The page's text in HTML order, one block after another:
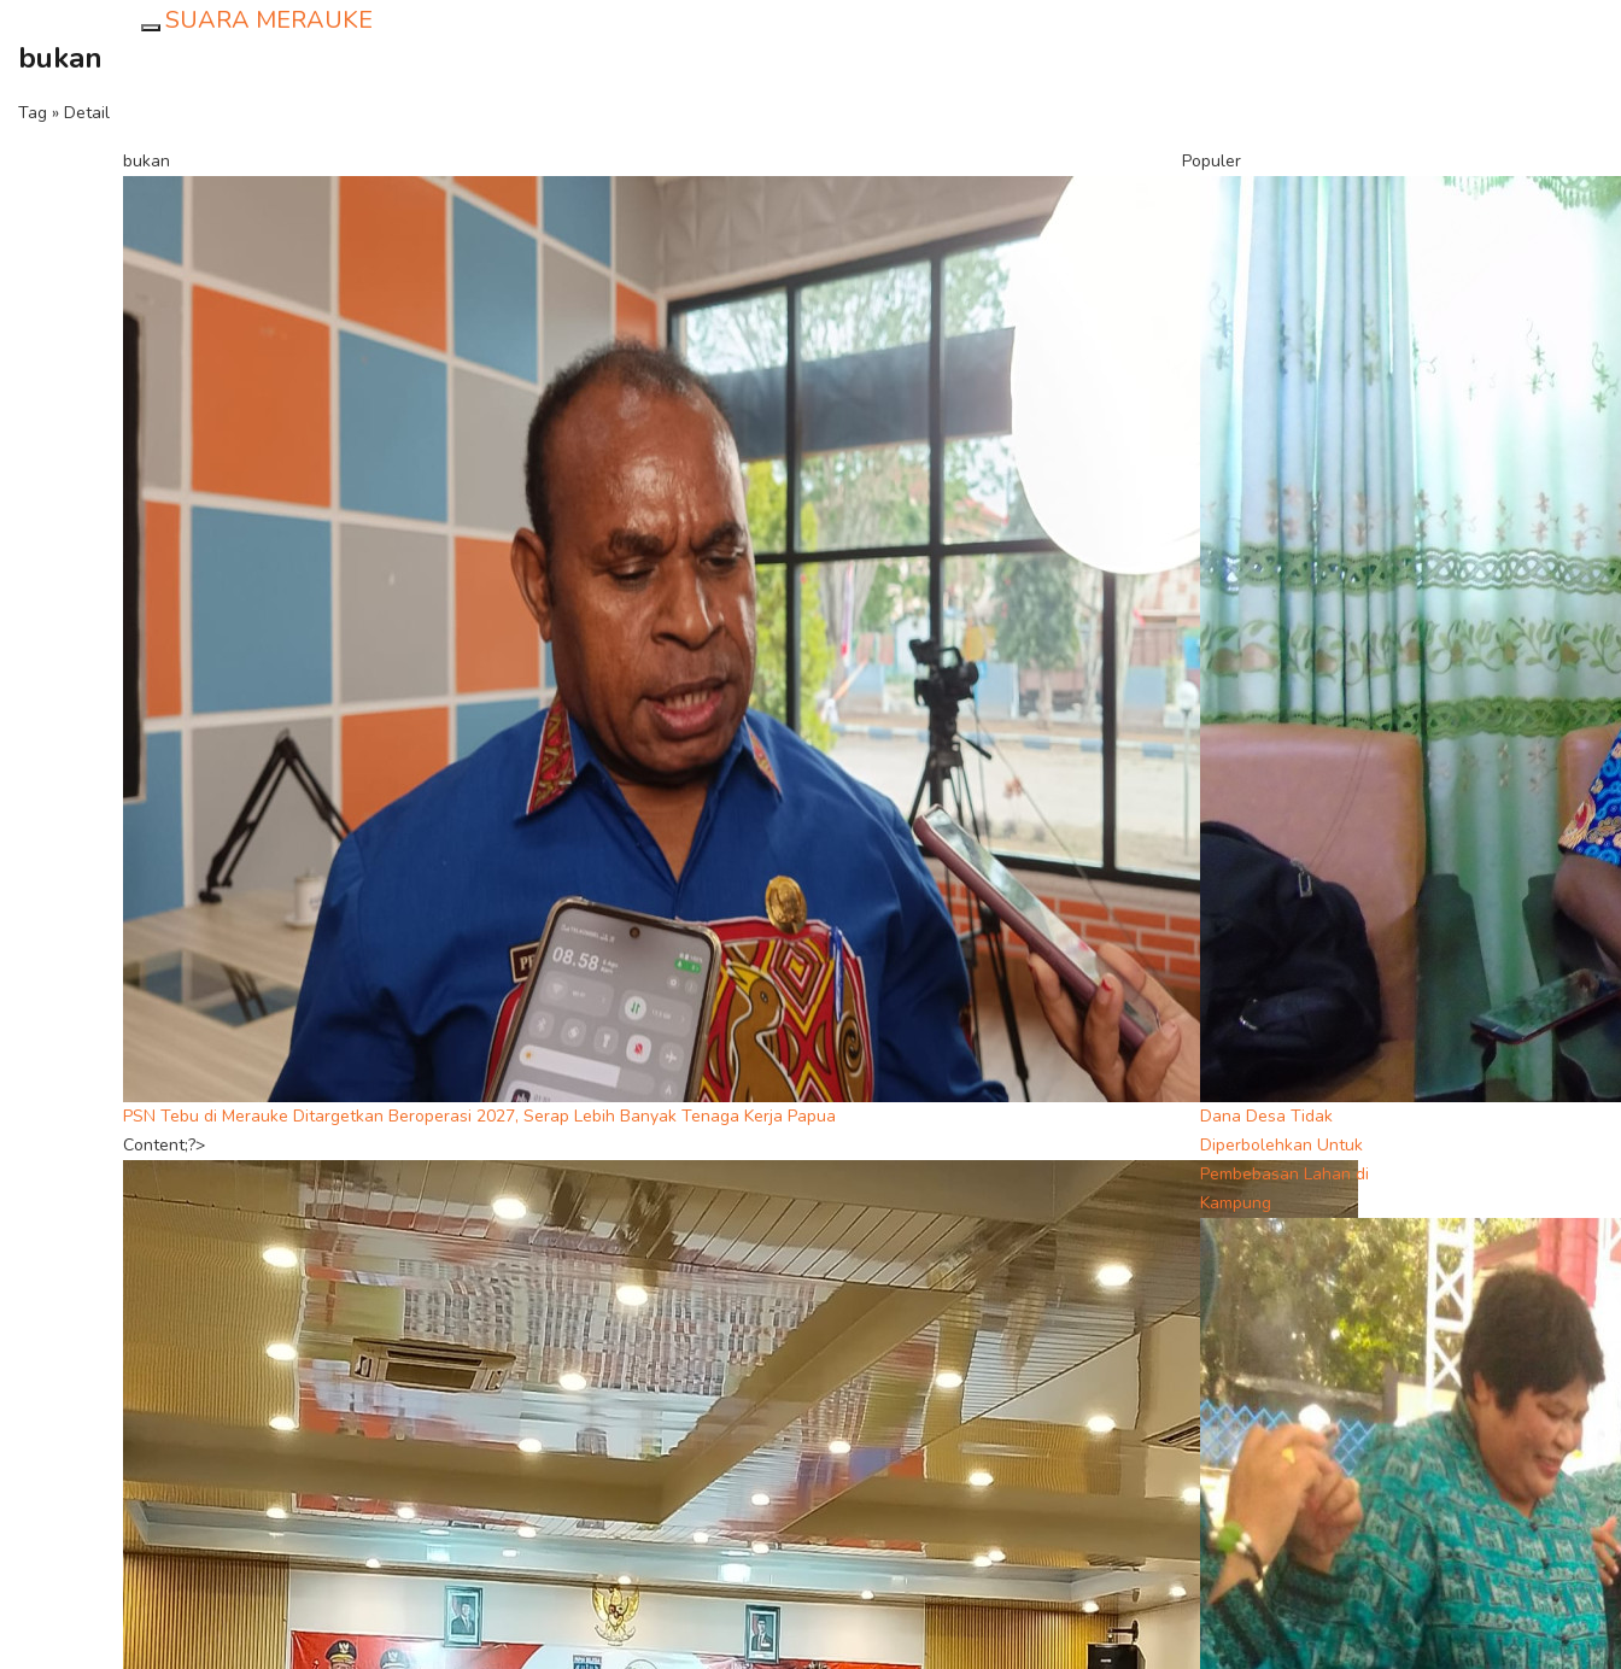
SUARA MERAUKE
bukan
Tag » Detail
bukan
PSN Tebu di Merauke Ditargetkan Beroperasi 2027, Serap Lebih Banyak Tenaga Kerja Papua
Content;?>
Populer
Dana Desa Tidak
Diperbolehkan Untuk
Pembebasan Lahan di
Kampung